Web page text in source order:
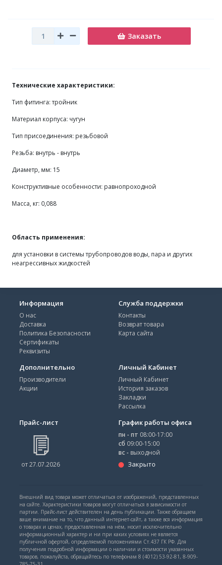
Заказать
Технические характеристики:
Тип фитинга: тройник
Материал корпуса: чугун
Тип присоединения: резьбовой
Резьба: внутрь - внутрь
Диаметр, мм: 15
Конструктивные особенности: равнопроходной
Масса, кг: 0,088
Область применения:
для установки в системы трубопроводов воды, пара и других
неагрессивных жидкостей
Информация
О нас
Доставка
Политика Безопасности
Сертификаты
Реквизиты
Служба поддержки
Контакты
Возврат товара
Карта сайта
Дополнительно
Производители
Акции
Личный Кабинет
Личный Кабинет
История заказов
Закладки
Рассылка
Прайс-лист
от 27.07.2026
График работы офиса
пн - пт 08:00-17:00
сб 09:00-15:00
вс - выходной
Закрыто
Внешний вид товара может отличаться от изображений, представленных
на сайте. Характеристики товаров могут отличаться в зависимости от
партии. Прайс-лист действителен на день публикации. Также обращаем
ваше внимание на то, что данный интернет-сайт, а также вся информация
о товарах и ценах, предоставленная на нём, носит исключительно
информационный характер и ни при каких условиях не является
публичной офертой, определяемой положениями Ст.437 ГК РФ. Для
получения подробной информации о наличии и стоимости указанных
товаров, пожалуйста, обращайтесь по телефонам 8 (4012) 53-92-81, 8-909-